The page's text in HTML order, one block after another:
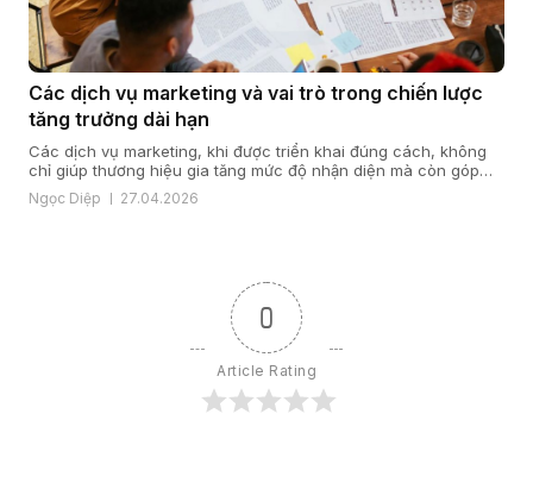
Các dịch vụ marketing và vai trò trong chiến lược
tăng trưởng dài hạn
Các dịch vụ marketing, khi được triển khai đúng cách, không
chỉ giúp thương hiệu gia tăng mức độ nhận diện mà còn góp
phần xây dựng niềm tin, tạo dòng khách hàng ổn định và hỗ trợ
mục tiêu doanh thu một cách bền vững. Từ góc nhìn của
Ngọc Diệp 27.04.2026
0
Article Rating